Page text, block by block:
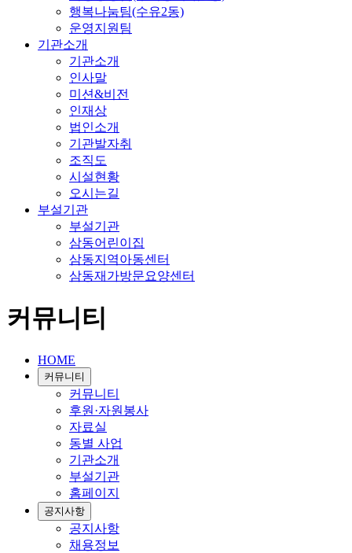
행복나눔팀(수유2동)
운영지원팀
기관소개
기관소개
인사말
미션&비전
인재상
법인소개
기관발자취
조직도
시설현황
오시는길
부설기관
부설기관
삼동어린이집
삼동지역아동센터
삼동재가방문요양센터
커뮤니티
HOME
커뮤니티
커뮤니티
후원·자원봉사
자료실
동별 사업
기관소개
부설기관
홈페이지
공지사항
공지사항
채용정보